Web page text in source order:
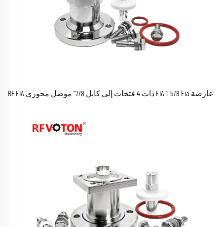
عارضة EIA 1-5/8 Eia ذات 4 فتحات إلى كابل 7/8" موصل محوري RF EIA